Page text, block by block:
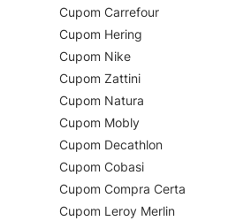
Cupom Carrefour
Cupom Hering
Cupom Nike
Cupom Zattini
Cupom Natura
Cupom Mobly
Cupom Decathlon
Cupom Cobasi
Cupom Compra Certa
Cupom Leroy Merlin